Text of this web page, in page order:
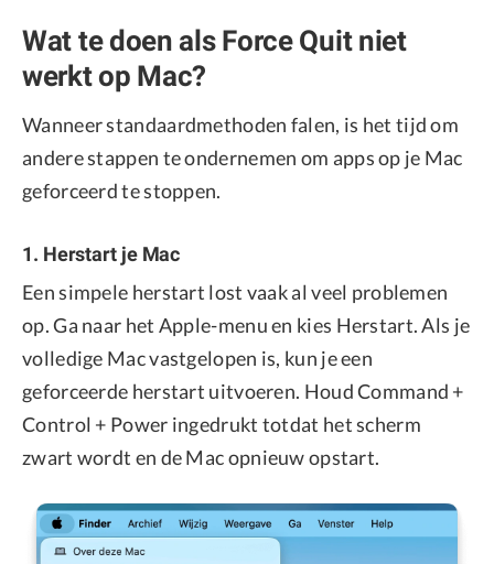
Wat te doen als Force Quit niet
werkt op Mac?
Wanneer standaardmethoden falen, is het tijd om
andere stappen te ondernemen om apps op je Mac
geforceerd te stoppen.
1. Herstart je Mac
Een simpele herstart lost vaak al veel problemen
op. Ga naar het Apple-menu en kies Herstart. Als je
volledige Mac vastgelopen is, kun je een
geforceerde herstart uitvoeren. Houd Command +
Control + Power ingedrukt totdat het scherm
zwart wordt en de Mac opnieuw opstart.